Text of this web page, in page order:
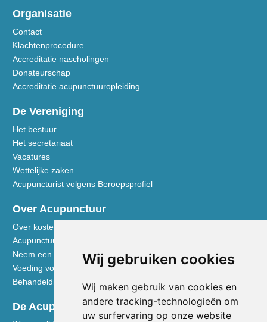
Wij gebruiken cookies
Wij maken gebruik van cookies en
andere tracking-technologieën om
uw surfervaring op onze website
Organisatie
Contact
Klachtenprocedure
Accreditatie nascholingen
Donateurschap
Accreditatie acupunctuuropleiding
De Vereniging
Het bestuur
Het secretariaat
Vacatures
Wettelijke zaken
Acupuncturist volgens Beroepsprofiel
Over Acupunctuur
Over kosten en vergoedingen
Acupunctuur toegelicht
Neem een kijkje in de praktijk
Voeding volgens de Vijf Elementen
Behandeldisciplines - TCG
De Acupuncturist